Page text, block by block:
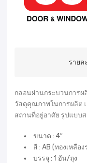
รายล
กลอนผ่านกระบวนการผ
วัสดุคุณภาพในการผลิต
สถานที่อยู่อาศัย รูปแบบ
ขนาด : 4″
สี : AB (ทองเหลือ
บรรจุ : 1 อัน/ถุง